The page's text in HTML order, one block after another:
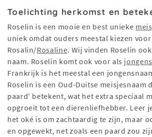
Toelichting herkomst en
Roselin is een mooie en best unieke
uniek omdat ouders meestal kiezen
Rosalin/Rosaline. Wij vinden Roselin
naam. Roselin komt ook voor als
Frankrijk is het meestal een
Roselin is een Oud-Duitse meisjesnaam
paard' betekent, wat het extra speciaal
opgroeit tot een dierenliefhebber. Leer
het oké is om zachtaardig te zijn, maar
en opgewekt, net zoals een paard zou